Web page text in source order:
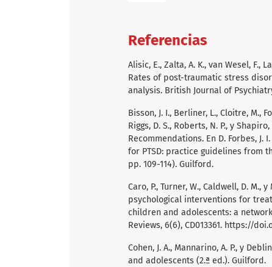
Referencias
Alisic, E., Zalta, A. K., van Wesel, F.,
Rates of post-traumatic stress
analysis. British Journal of
Bisson, J. I., Berliner, L., Cloitre, M.,
Riggs, D. S., Roberts, N. P., y
Recommendations. En D. Forbes, J.
for PTSD: practice guidelines from
pp. 109-114). Guilford.
Caro, P., Turner, W., Caldwell, D.
psychological interventions for
children and adolescents: a
Reviews, 6(6), CD013361. https://
Cohen, J. A., Mannarino, A. P., y
and adolescents (2.ª ed.). Guilford.